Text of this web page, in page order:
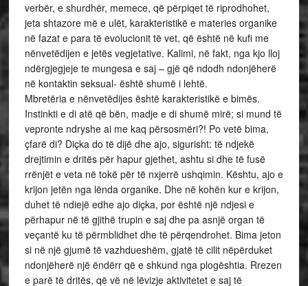
verbër, e shurdhër, memece, që përpiqet të riprodhohet,
jeta shtazore më e ulët, karakteristikë e materies organike
në fazat e para të evolucionit të vet, që është në kufi me
nënvetëdijen e jetës vegjetative. Kalimi, në fakt, nga kjo lloj
ndërgjegjeje te mungesa e saj – gjë që ndodh ndonjëherë
në kontaktin seksual- është shumë i lehtë.
Mbretëria e nënvetëdijes është karakteristikë e bimës.
Instinkti e di atë që bën, madje e di shumë mirë; si mund të
vepronte ndryshe ai me kaq përsosmëri?! Po vetë bima,
çfarë di? Diçka do të dijë dhe ajo, sigurisht: të ndjekë
drejtimin e dritës për hapur gjethet, ashtu si dhe të fusë
rrënjët e veta në tokë për të nxjerrë ushqimin. Kështu, ajo e
krijon jetën nga lënda organike. Dhe në kohën kur e krijon,
duhet të ndiejë edhe ajo diçka, por është një ndjesi e
përhapur në të gjithë trupin e saj dhe pa asnjë organ të
veçantë ku të përmblidhet dhe të përqendrohet. Bima jeton
si në një gjumë të vazhdueshëm, gjatë të cilit nëpërduket
ndonjëherë një ëndërr që e shkund nga plogështia. Rrezen
e parë të dritës, që vë në lëvizje aktivitetet e saj të